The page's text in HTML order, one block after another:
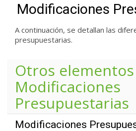
Modificaciones
A continuación, se detallan las
presupuestarias.
Otros
Modificaciones
Presupuestarias
Modificaciones